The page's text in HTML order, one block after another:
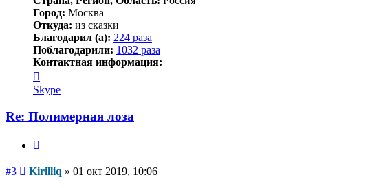
Город: Москва
Откуда: из сказки
Благодарил (а): 224 раза
Поблагодарили: 1032 раза
Контактная информация:
информация
пользователя
Skype
Re: Полимерная лоза
#3 Сообщение
Kirilliq » 01 окт 2019, 10:06